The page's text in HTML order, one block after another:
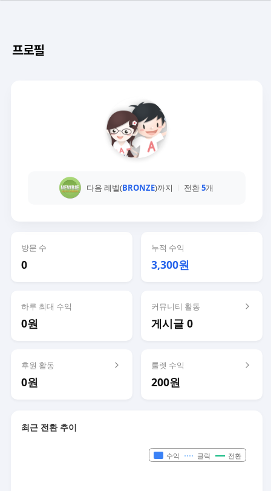
프로필
다음 레벨(BRONZE)까지 전환5개
방문 수
0
누적 수익
3,300원
하루 최대 수익
0원
커뮤니티 활동
게시글 0
후원 활동
0원
룰렛 수익
200원
최근 전환 추이